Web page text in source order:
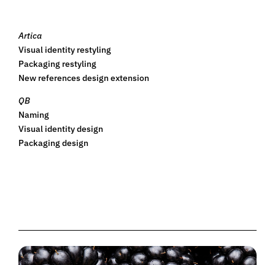
Artica
Visual identity restyling
Packaging restyling
New references design extension
QB
Naming
Visual identity design
Packaging design